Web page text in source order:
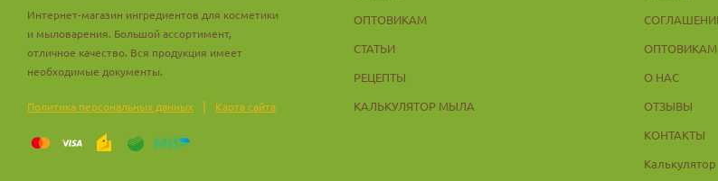
Интернет-магазин ингредиентов для косметики
и мыловарения. Большой ассортимент,
отличное качество. Вся продукция имеет
необходимые документы.
Политика персональных данных | Карта сайта
ОПТОВИКАМ
СТАТЬИ
РЕЦЕПТЫ
КАЛЬКУЛЯТОР МЫЛА
ОПТОВИКАМ
О НАС
ОТЗЫВЫ
КОНТАКТЫ
Калькулятор